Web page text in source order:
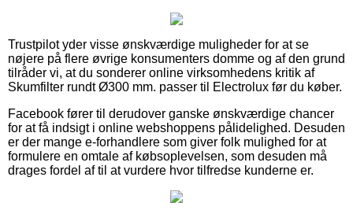
Trustpilot yder visse ønskværdige muligheder for at se
nøjere på flere øvrige konsumenters domme og af den grund
tilråder vi, at du sonderer online virksomhedens kritik af
Skumfilter rundt Ø300 mm. passer til Electrolux før du køber.
Facebook fører til derudover ganske ønskværdige chancer
for at få indsigt i online webshoppens pålidelighed. Desuden
er der mange e-forhandlere som giver folk mulighed for at
formulere en omtale af købsoplevelsen, som desuden må
drages fordel af til at vurdere hvor tilfredse kunderne er.